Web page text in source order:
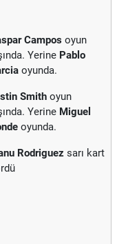
Campos oyun
Yerine Pablo
oyunda.
Smith oyun
Yerine Miguel
oyunda.
Rodriguez sarı kart